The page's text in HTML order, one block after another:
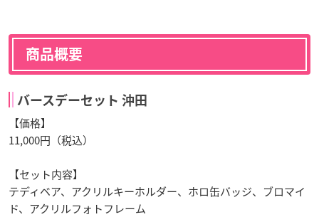
商品概要
バースデーセット 沖田
【価格】
11,000円（税込）
【セット内容】
テディベア、アクリルキーホルダー、ホロ缶バッジ、ブロマイ
ド、アクリルフォトフレーム